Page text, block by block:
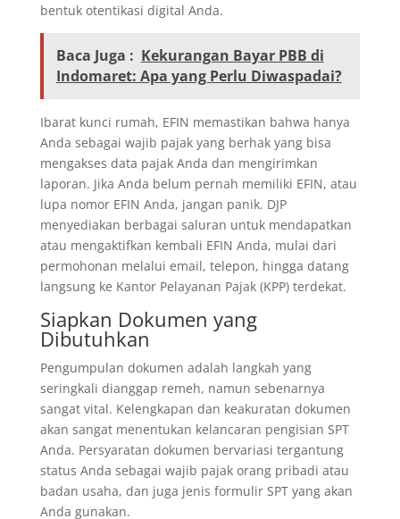
bentuk otentikasi digital Anda.
Baca Juga : Kekurangan Bayar PBB di
Indomaret: Apa yang Perlu Diwaspadai?
Ibarat kunci rumah, EFIN memastikan bahwa hanya
Anda sebagai wajib pajak yang berhak yang bisa
mengakses data pajak Anda dan mengirimkan
laporan. Jika Anda belum pernah memiliki EFIN, atau
lupa nomor EFIN Anda, jangan panik. DJP
menyediakan berbagai saluran untuk mendapatkan
atau mengaktifkan kembali EFIN Anda, mulai dari
permohonan melalui email, telepon, hingga datang
langsung ke Kantor Pelayanan Pajak (KPP) terdekat.
Siapkan Dokumen yang
Dibutuhkan
Pengumpulan dokumen adalah langkah yang
seringkali dianggap remeh, namun sebenarnya
sangat vital. Kelengkapan dan keakuratan dokumen
akan sangat menentukan kelancaran pengisian SPT
Anda. Persyaratan dokumen bervariasi tergantung
status Anda sebagai wajib pajak orang pribadi atau
badan usaha, dan juga jenis formulir SPT yang akan
Anda gunakan.